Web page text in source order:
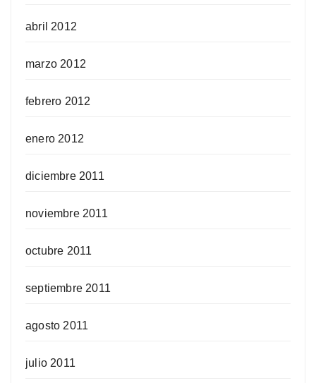
abril 2012
marzo 2012
febrero 2012
enero 2012
diciembre 2011
noviembre 2011
octubre 2011
septiembre 2011
agosto 2011
julio 2011